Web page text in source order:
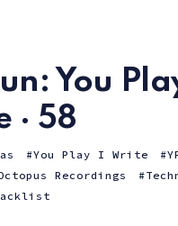
You
· 58
You Play I Write
Recordings